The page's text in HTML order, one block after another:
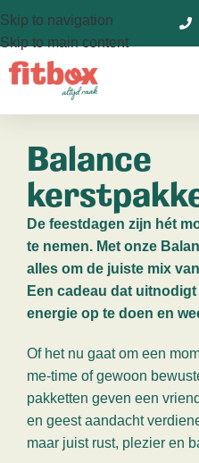
Skip to navigation
Skip to main content
Balance
De feestdagen zijn hét
te nemen. Met onze
alles om de juiste mix
Een cadeau dat
energie op te doen en
Of het nu gaat om een
me-time of gewoon
pakketten geven een
en geest aandacht
maar juist rust, plezier en